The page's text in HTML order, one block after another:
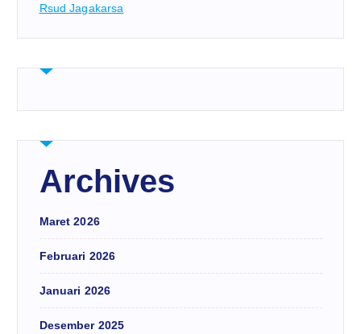
Rsud Jagakarsa
Archives
Maret 2026
Februari 2026
Januari 2026
Desember 2025